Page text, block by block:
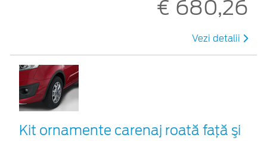
€ 680,26
Vezi detalii
Kit ornamente carenaj roată faţă şi